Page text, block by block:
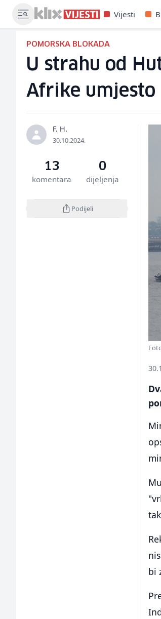
Vijesti
POMORSKA BLOKADA
U strahu od
Afrike umjesto
F. H.
30.10.2024.
13
komentara
0
dijeljenja
Podijeli
bi